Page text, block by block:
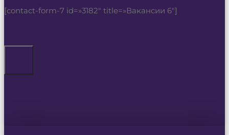
[contact-form-7 id=»3182″ title=»Вакансии 6″]